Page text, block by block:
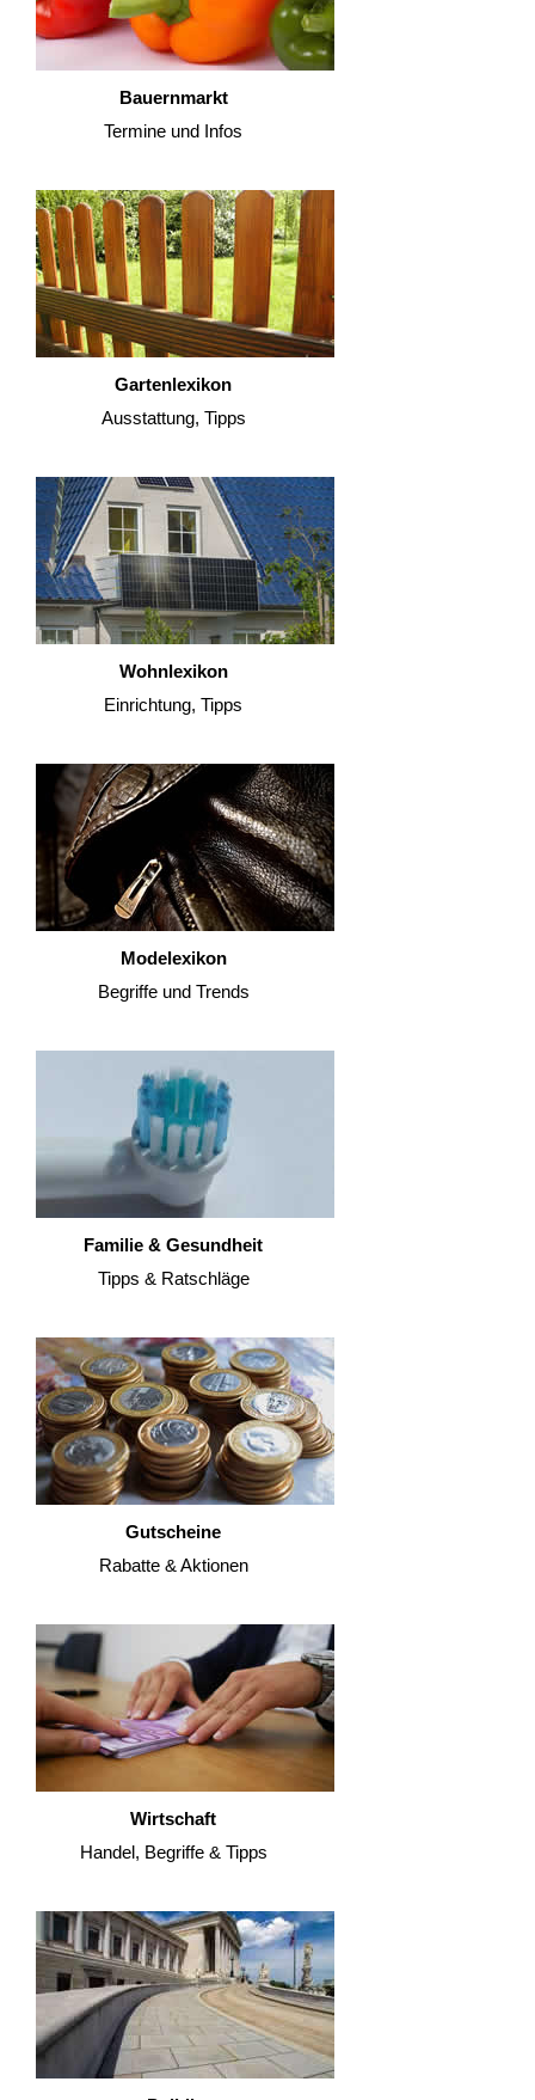
Bauernmarkt
Termine und Infos
Gartenlexikon
Ausstattung, Tipps
Wohnlexikon
Einrichtung, Tipps
Modelexikon
Begriffe und Trends
Familie & Gesundheit
Tipps & Ratschläge
Gutscheine
Rabatte & Aktionen
Wirtschaft
Handel, Begriffe & Tipps